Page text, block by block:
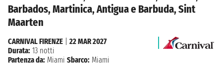
Barbados, Martinica, Antigua e Barbuda, Sint
Maarten
CARNIVAL FIRENZE
22 MAR 2027
Durata: 13 notti
Partenza da: Miami Sbarco: Miami